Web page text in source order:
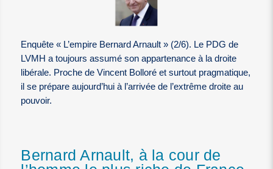
Enquête « L’empire Bernard Arnault » (2/6). Le PDG de
LVMH a toujours assumé son appartenance à la droite
libérale. Proche de Vincent Bolloré et surtout pragmatique,
il se prépare aujourd’hui à l’arrivée de l’extrême droite au
pouvoir.
Bernard Arnault, à la cour de